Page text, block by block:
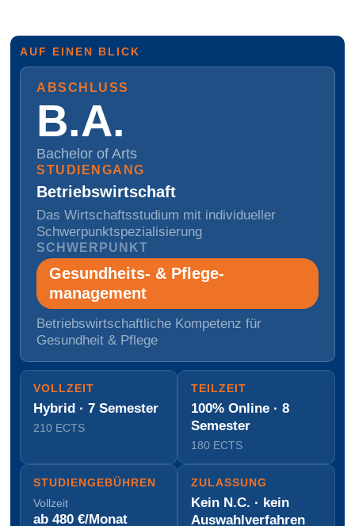
AUF EINEN BLICK
ABSCHLUSS
B.A.
Bachelor of Arts
STUDIENGANG
Betriebs­wirtschaft
Das Wirtschaftsstudium mit individueller
Schwerpunktspezialisierung
SCHWERPUNKT
Gesundheits- & Pflege­
management
Betriebswirtschaftliche Kompetenz für
Gesundheit & Pflege
VOLLZEIT
Hybrid · 7 Semester
210 ECTS
TEILZEIT
100% Online · 8
Semester
180 ECTS
STUDIEN­GEBÜHREN
Vollzeit
ab 480 €/Monat
ZULASSUNG
Kein N.C. · kein
Auswahl­verfahren